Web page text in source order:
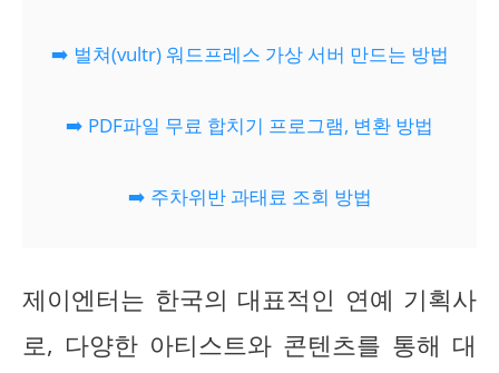
➡️ 벌쳐(vultr) 워드프레스 가상 서버 만드는 방법
➡️ PDF파일 무료 합치기 프로그램, 변환 방법
➡️ 주차위반 과태료 조회 방법
제이엔터는 한국의 대표적인 연예 기획사
로, 다양한 아티스트와 콘텐츠를 통해 대